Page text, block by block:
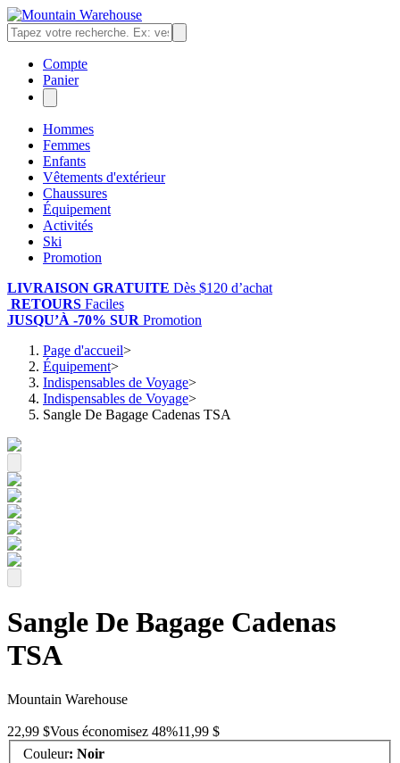
Compte
Panier
Hommes
Femmes
Enfants
Vêtements d'extérieur
Chaussures
Équipement
Activités
Ski
Promotion
LIVRAISON GRATUITE Dès $120 d’achat
RETOURS Faciles
JUSQU’À -70% SUR Promotion
Page d'accueil>
Équipement>
Indispensables de Voyage>
Indispensables de Voyage>
Sangle De Bagage Cadenas TSA
Sangle De Bagage Cadenas
TSA
Mountain Warehouse
22,99 $Vous économisez 48%11,99 $
Couleur: Noir